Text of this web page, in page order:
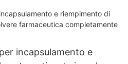
incapsulamento e